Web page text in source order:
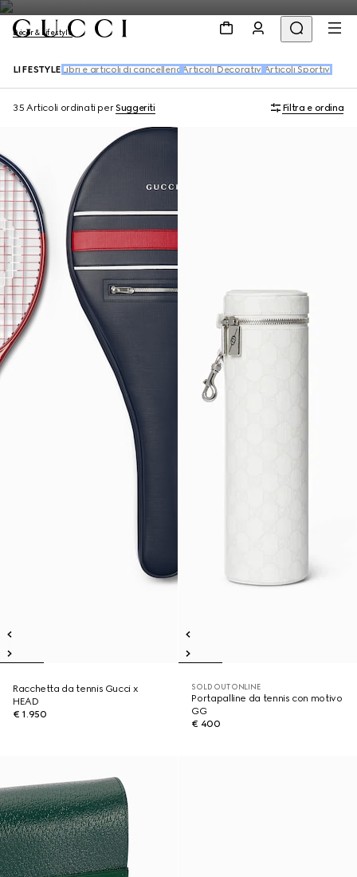
Décor & Lifestyle
LIFESTYLE Libri e articoli di cancelleria Articoli Decorativi Articoli Sportivi
35 Articoli ordinati perSuggeriti Filtra e ordina
Racchetta da tennis Gucci x
HEAD
€ 1.950
SOLD OUT ONLINE
Portapalline da tennis con motivo
GG
€ 400